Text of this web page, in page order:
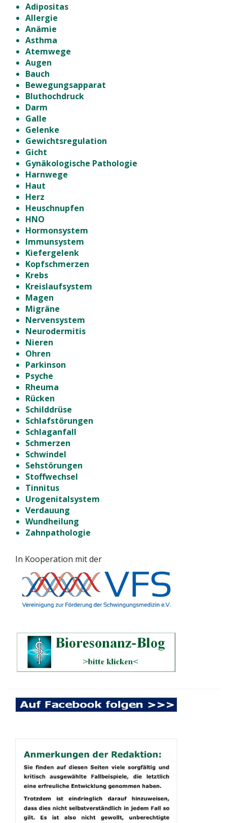
Adipositas
Allergie
Anämie
Asthma
Atemwege
Augen
Bauch
Bewegungsapparat
Bluthochdruck
Darm
Galle
Gelenke
Gewichtsregulation
Gicht
Gynäkologische Pathologie
Harnwege
Haut
Herz
Heuschnupfen
HNO
Hormonsystem
Immunsystem
Kiefergelenk
Kopfschmerzen
Krebs
Kreislaufsystem
Magen
Migräne
Nervensystem
Neurodermitis
Nieren
Ohren
Parkinson
Psyche
Rheuma
Rücken
Schilddrüse
Schlafstörungen
Schlaganfall
Schmerzen
Schwindel
Sehstörungen
Stoffwechsel
Tinnitus
Urogenitalsystem
Verdauung
Wundheilung
Zahnpathologie
In Kooperation mit der